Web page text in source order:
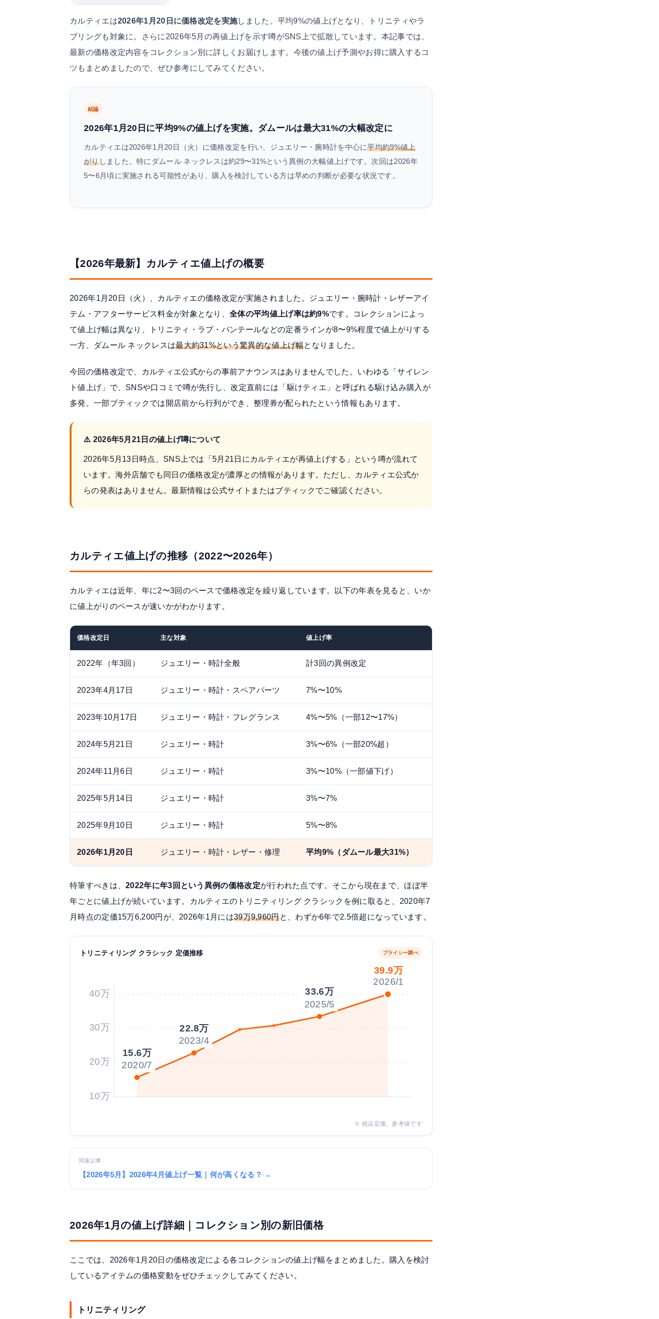
カルティエは2026年1月20日に価格改定を実施しました。平均9%の値上げとなり、トリニティやラ
ブリングも対象に。さらに2026年5月の再値上げを示す噂がSNS上で拡散しています。本記事では、
最新の価格改定内容をコレクション別に詳しくお届けします。今後の値上げ予測やお得に購入するコ
ツもまとめましたので、ぜひ参考にしてみてください。
結論
2026年1月20日に平均9%の値上げを実施。ダムールは最大31%の大幅改定に
カルティエは2026年1月20日（火）に価格改定を行い、ジュエリー・腕時計を中心に平均約9%値上
がりしました。特にダムール ネックレスは約29〜31%という異例の大幅値上げです。次回は2026年
5〜6月頃に実施される可能性があり、購入を検討している方は早めの判断が必要な状況です。
【2026年最新】カルティエ値上げの概要
2026年1月20日（火）、カルティエの価格改定が実施されました。ジュエリー・腕時計・レザーアイ
テム・アフターサービス料金が対象となり、全体の平均値上げ率は約9%です。コレクションによっ
て値上げ幅は異なり、トリニティ・ラブ・パンテールなどの定番ラインが8〜9%程度で値上がりする
一方、ダムール ネックレスは最大約31%という驚異的な値上げ幅となりました。
今回の価格改定で、カルティエ公式からの事前アナウンスはありませんでした。いわゆる「サイレン
ト値上げ」で、SNSや口コミで噂が先行し、改定直前には「駆けティエ」と呼ばれる駆け込み購入が
多発。一部ブティックでは開店前から行列ができ、整理券が配られたという情報もあります。
⚠️ 2026年5月21日の値上げ噂について
2026年5月13日時点、SNS上では「5月21日にカルティエが再値上げする」という噂が流れて
います。海外店舗でも同日の価格改定が濃厚との情報があります。ただし、カルティエ公式か
らの発表はありません。最新情報は公式サイトまたはブティックでご確認ください。
カルティエ値上げの推移（2022〜2026年）
カルティエは近年、年に2〜3回のペースで価格改定を繰り返しています。以下の年表を見ると、いか
に値上がりのペースが速いかがわかります。
価格改定日 主な対象 値上げ率
2022年（年3回） ジュエリー・時計全般 計3回の異例改定
2023年4月17日 ジュエリー・時計・スペアパーツ 7%〜10%
2023年10月17日 ジュエリー・時計・フレグランス 4%〜5%（一部12〜17%）
2024年5月21日 ジュエリー・時計 3%〜6%（一部20%超）
2024年11月6日 ジュエリー・時計 3%〜10%（一部値下げ）
2025年5月14日 ジュエリー・時計 3%〜7%
2025年9月10日 ジュエリー・時計 5%〜8%
2026年1月20日 ジュエリー・時計・レザー・修理 平均9%（ダムール最大31%）
特筆すべきは、2022年に年3回という異例の価格改定が行われた点です。そこから現在まで、ほぼ半
年ごとに値上げが続いています。カルティエのトリニティリング クラシックを例に取ると、2020年7
月時点の定価15万6,200円が、2026年1月には39万9,960円と、わずか6年で2.5倍超になっています。
トリニティリング クラシック 定価推移 プライシー調べ
40万
30万
20万
10万
2020/7
15.6万
2023/4
22.8万
2025/5
33.6万
2026/1
39.9万
※ 税込定価。参考値です
関連記事
【2026年5月】2026年4月値上げ一覧｜何が高くなる？ →
2026年1月の値上げ詳細｜コレクション別の新旧価格
ここでは、2026年1月20日の価格改定による各コレクションの値上げ幅をまとめました。購入を検討
しているアイテムの価格変動をぜひチェックしてみてください。
トリニティリング